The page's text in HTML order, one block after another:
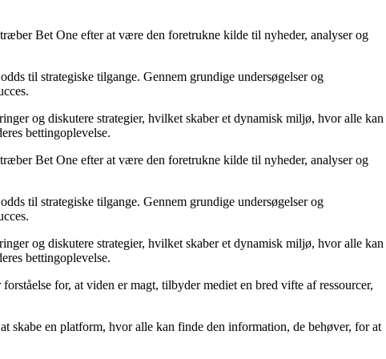
Bet One efter at være den foretrukne kilde til nyheder, analyser og
til strategiske tilgange. Gennem grundige undersøgelser og
og diskutere strategier, hvilket skaber et dynamisk miljø, hvor alle kan
bettingoplevelse.
Bet One efter at være den foretrukne kilde til nyheder, analyser og
til strategiske tilgange. Gennem grundige undersøgelser og
og diskutere strategier, hvilket skaber et dynamisk miljø, hvor alle kan
bettingoplevelse.
for, at viden er magt, tilbyder mediet en bred vifte af ressourcer,
skabe en platform, hvor alle kan finde den information, de behøver, for at